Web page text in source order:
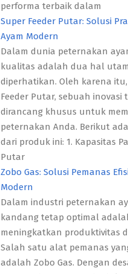
performa terbaik dalam
Super Feeder Putar: Solusi
Ayam Modern
Dalam dunia peternakan
kualitas adalah dua hal
diperhatikan. Oleh karena
Feeder Putar, sebuah
dirancang khusus untuk
peternakan Anda. Berikut
dari produk ini: 1. Kapasitas
Putar
Zobo Gas: Solusi Pemanas
Modern
Dalam industri peternakan
kandang tetap optimal
meningkatkan produktivitas
Salah satu alat pemanas
adalah Zobo Gas. Dengan